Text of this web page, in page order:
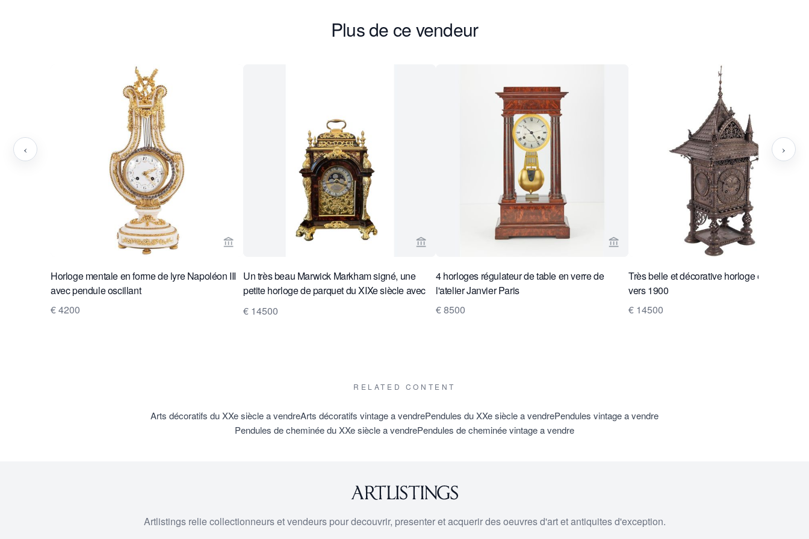
Plus de ce vendeur
Voir la page vendeur de Toebosch Antiques
Horloge mentale en forme de lyre Napoléon III
avec pendule oscillant
€ 4200
Voir la page vendeur de Toebosch Antiques
Un très beau Marwick Markham signé, une
petite horloge de parquet du XIXe siècle avec
phase lunaire.
€ 14500
Voir la page vendeur de Toebosch Antiques
4 horloges régulateur de table en verre de
l'atelier Janvier Paris
€ 8500
Très belle et décorative horloge en fer forgé,
vers 1900
€ 14500
‹ ›
RELATED CONTENT
Arts décoratifs du XXe siècle a vendreArts décoratifs vintage a vendrePendules du XXe siècle a vendrePendules vintage a vendre
Pendules de cheminée du XXe siècle a vendrePendules de cheminée vintage a vendre
Artlistings relie collectionneurs et vendeurs pour decouvrir, presenter et acquerir des oeuvres d'art et antiquites d'exception.